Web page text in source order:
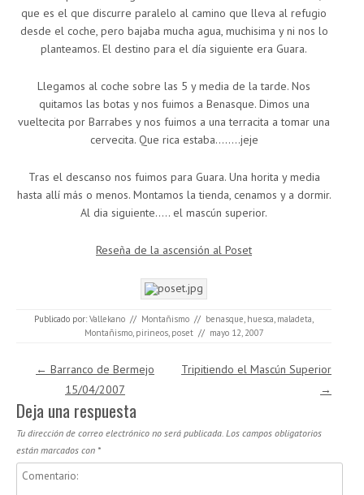
que es el que discurre paralelo al camino que lleva al refugio
desde el coche, pero bajaba mucha agua, muchisima y ni nos lo
planteamos. El destino para el día siguiente era Guara.
Llegamos al coche sobre las 5 y media de la tarde. Nos
quitamos las botas y nos fuimos a Benasque. Dimos una
vueltecita por Barrabes y nos fuimos a una terracita a tomar una
cervecita. Que rica estaba……..jeje
Tras el descanso nos fuimos para Guara. Una horita y media
hasta allí más o menos. Montamos la tienda, cenamos y a dormir.
Al dia siguiente….. el mascún superior.
Reseña de la ascensión al Poset
Publicado por: Vallekano // Montañismo // benasque, huesca, maladeta,
Montañismo, pirineos, poset // mayo 12, 2007
Navegación de entradas
← Barranco de Bermejo
15/04/2007
Tripitiendo el Mascún Superior
→
Deja una respuesta
Tu dirección de correo electrónico no será publicada. Los campos obligatorios
están marcados con *